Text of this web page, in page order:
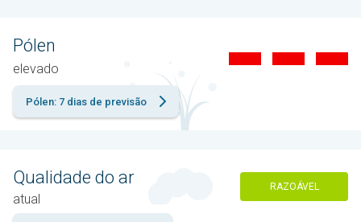
Pólen
elevado
Pólen: 7 dias de previsão
Qualidade do ar
atual
RAZOÁVEL